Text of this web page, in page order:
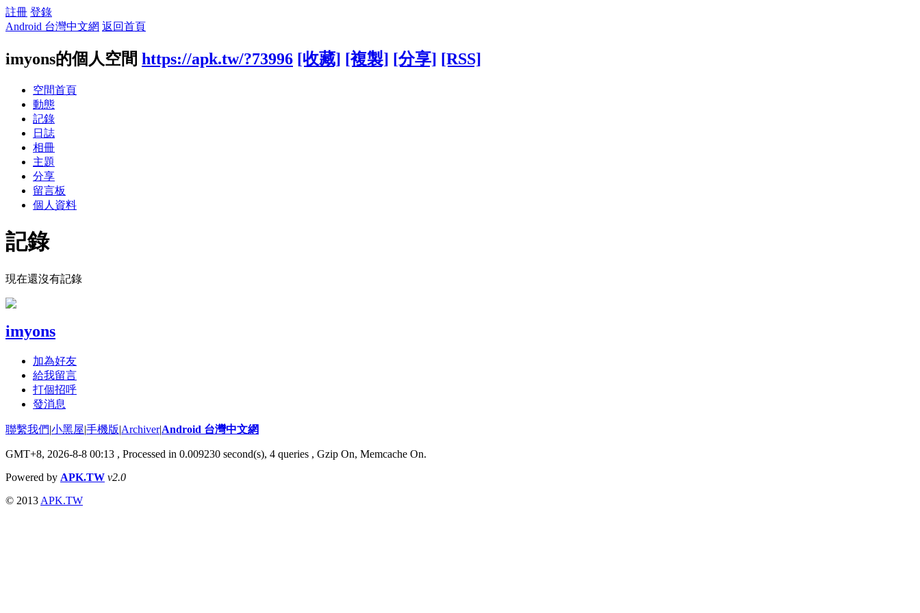
註冊 登錄
Android 台灣中文網 返回首頁
imyons的個人空間 https://apk.tw/?73996 [收藏] [複製] [分享] [RSS]
空間首頁
動態
記錄
日誌
相冊
主題
分享
留言板
個人資料
記錄
現在還沒有記錄
imyons
加為好友
給我留言
打個招呼
發消息
聯繫我們|小黑屋|手機版|Archiver|Android 台灣中文網
GMT+8, 2026-8-8 00:13 , Processed in 0.009230 second(s), 4 queries , Gzip On, Memcache On.
Powered by APK.TW v2.0
© 2013 APK.TW